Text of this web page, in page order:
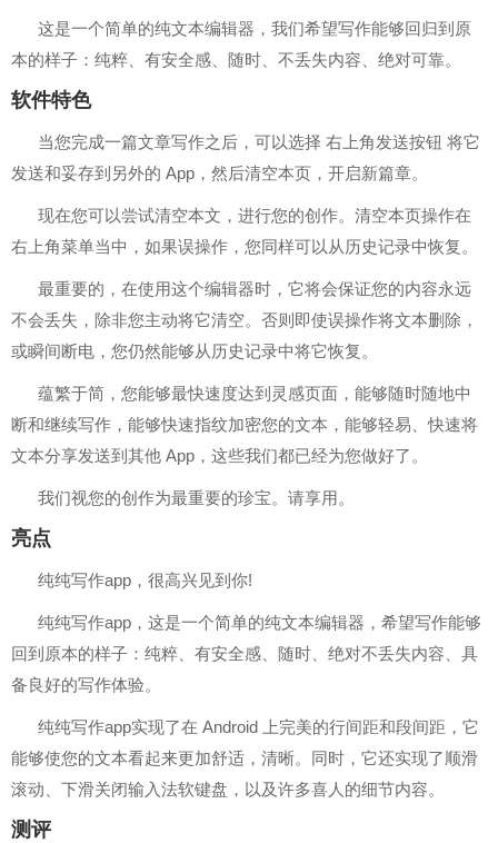
这是一个简单的纯文本编辑器，我们希望写作能够回归到原
本的样子：纯粹、有安全感、随时、不丢失内容、绝对可靠。
软件特色
当您完成一篇文章写作之后，可以选择 右上角发送按钮 将它
发送和妥存到另外的 App，然后清空本页，开启新篇章。
现在您可以尝试清空本文，进行您的创作。清空本页操作在
右上角菜单当中，如果误操作，您同样可以从历史记录中恢复。
最重要的，在使用这个编辑器时，它将会保证您的内容永远
不会丢失，除非您主动将它清空。否则即使误操作将文本删除，
或瞬间断电，您仍然能够从历史记录中将它恢复。
蕴繁于简，您能够最快速度达到灵感页面，能够随时随地中
断和继续写作，能够快速指纹加密您的文本，能够轻易、快速将
文本分享发送到其他 App，这些我们都已经为您做好了。
我们视您的创作为最重要的珍宝。请享用。
亮点
纯纯写作app，很高兴见到你!
纯纯写作app，这是一个简单的纯文本编辑器，希望写作能够
回到原本的样子：纯粹、有安全感、随时、绝对不丢失内容、具
备良好的写作体验。
纯纯写作app实现了在 Android 上完美的行间距和段间距，它
能够使您的文本看起来更加舒适，清晰。同时，它还实现了顺滑
滚动、下滑关闭输入法软键盘，以及许多喜人的细节内容。
测评